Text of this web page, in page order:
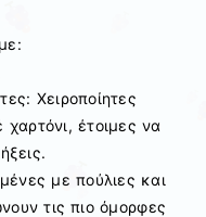
Χειροποίητες
έτοιμες να
με πούλιες και
τις πιο όμορφες